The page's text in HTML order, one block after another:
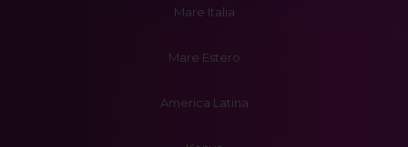
Mare Italia
Mare Estero
America Latina